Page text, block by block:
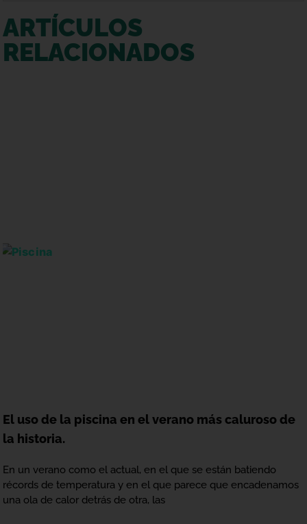
ARTÍCULOS
RELACIONADOS
El uso de la piscina en el verano más caluroso de
la historia.
En un verano como el actual, en el que se están batiendo
récords de temperatura y en el que parece que encadenamos
una ola de calor detrás de otra, las